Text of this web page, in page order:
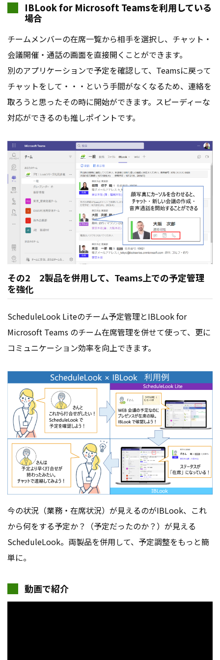
IBLook for Microsoft Teamsを利用している
場合
チームメンバーの在席一覧から相手を選択し、チャット・
会議開催・通話の画面を直接開くことができます。
別のアプリケーションで予定を確認して、Teamsに戻って
チャットをして・・・という手間がなくなるため、連絡を
取ろうと思ったその時に開始ができます。スピーディーな
対応ができるのも推しポイントです。
その2 2製品を併用して、Teams上での予定管理
を強化
ScheduleLook Liteのチーム予定管理とIBLook for
Microsoft Teams のチーム在席管理を併せて使って、更に
コミュニケーション効率を向上できます。
今の状況（業務・在席状況）が見えるのがIBLook、これ
から何をする予定か？（予定だったのか？）が見える
ScheduleLook。両製品を併用して、予定調整をもっと簡
単に。
動画で紹介